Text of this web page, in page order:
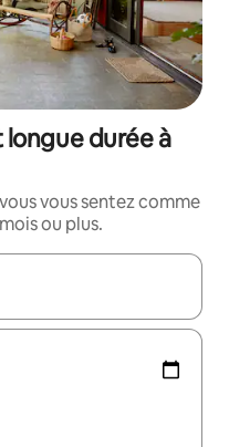
durée à
vous sentez comme
ou plus.
utilisez les flèches vers le